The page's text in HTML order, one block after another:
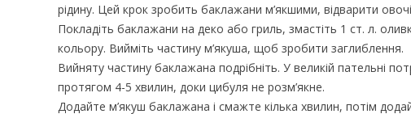
рідину. Цей крок зробить баклажани м’якшими, відварити
Покладіть баклажани на деко або гриль, змастіть 1 ст. л.
кольору. Вийміть частину м’якуша, щоб зробити заглиблення.
Вийняту частину баклажана подрібніть. У великій пательні
протягом 4-5 хвилин, доки цибуля не розм’якне.
Додайте м’якуш баклажана і смажте кілька хвилин, потім